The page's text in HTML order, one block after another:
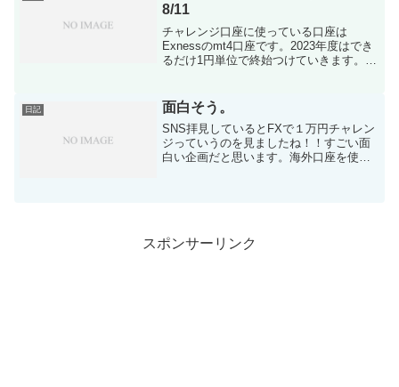
8/11
チャレンジ口座に使っている口座は
Exnessのmt4口座です。2023年度はでき
るだけ1円単位で終始つけていきます。入
ル建て口座で行...
日記 面白そう。
SNS拝見しているとFXで１万円チャレン
ジっていうのを見ましたね！！すごい面
白い企画だと思います。海外口座を使い
スポンサーリンク